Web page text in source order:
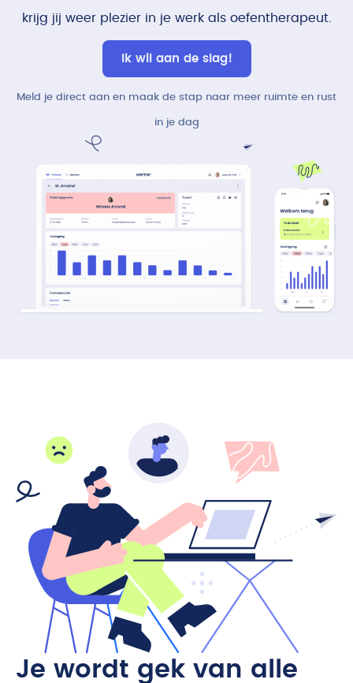
krijg jij weer plezier in je werk als oefentherapeut.
Ik wil aan de slag!
Meld je direct aan en maak de stap naar meer ruimte en rust
in je dag
Je wordt gek van alle